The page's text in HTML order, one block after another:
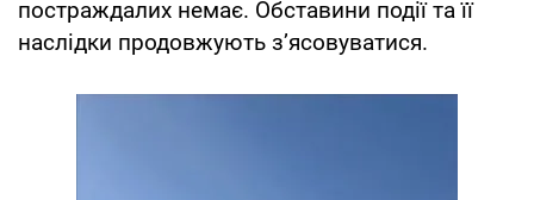
постраждалих немає. Обставини події та її
наслідки продовжують з’ясовуватися.